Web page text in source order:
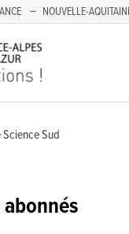
NOUVELLE-
Sud
abonnés